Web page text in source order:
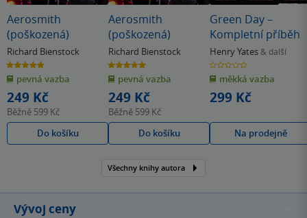
Aerosmith
(poškozená)
Richard Bienstock
5.0
z
5
hvězdiček
pevná vazba
249 Kč
Běžně 599 Kč
Do košíku
Aerosmith
(poškozená)
Richard Bienstock
5.0
z
5
hvězdiček
pevná vazba
249 Kč
Běžně 599 Kč
Do košíku
Green Day –
Kompletní příběh
Henry Yates & další
0.0
z
5
hvězdiček
měkká vazba
299 Kč
Na prodejně
Všechny knihy autora
Vývoj ceny